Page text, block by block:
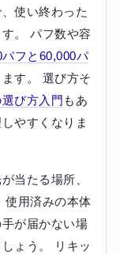
使い終わった
。 パフ数や容
パフと60,000パ
す。 選び方そ
び方入門 もあ
やすくなりま
当たる場所、
使用済みの本体
が届かない場
ょう。 リキッ